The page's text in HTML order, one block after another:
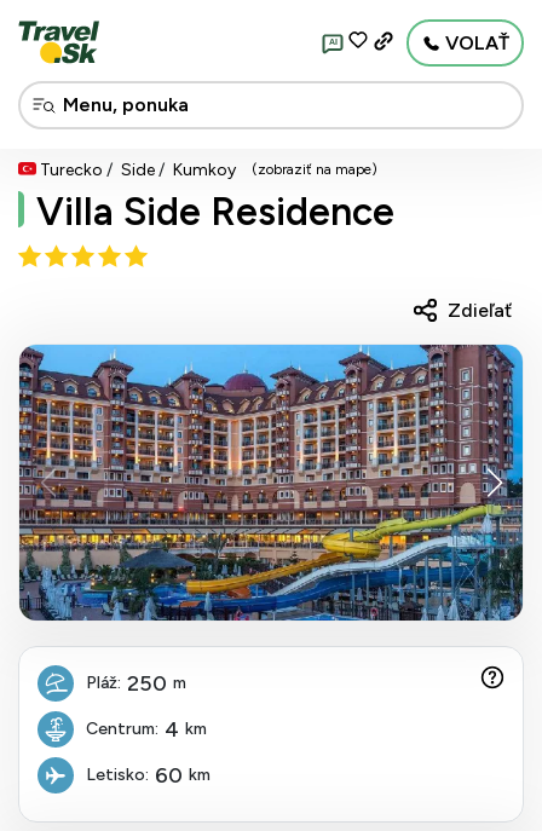
AI VOLAŤ
Turecko Side Kumkoy (zobraziť na mape)
Villa Side Residence
Zdieľať
Pláž: 250 m
Centrum: 4 km
Letisko: 60 km